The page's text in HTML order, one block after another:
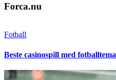
Forca.nu
Fotball
Beste casinospill med fotballtema